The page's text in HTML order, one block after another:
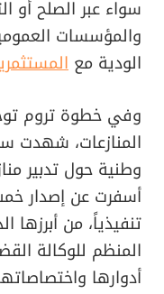
سواء عبر الصلح أو
والمؤسسات
الودية مع
وفي خطوة تروم
وطنية حول تدبير
تنفيذياً، من أبرزها
المنظم للوكالة
أدوارها